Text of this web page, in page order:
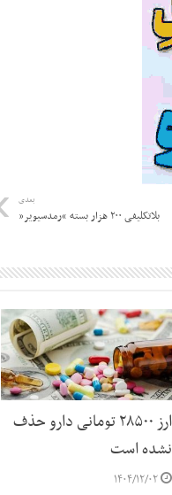
بعدی
بلاتکلیفی ۲۰۰ هزار بسته “رمدسیویر”
ارز ۲۸۵۰۰ تومانی دارو حذف
نشده است
۱۴۰۴/۱۲/۰۲